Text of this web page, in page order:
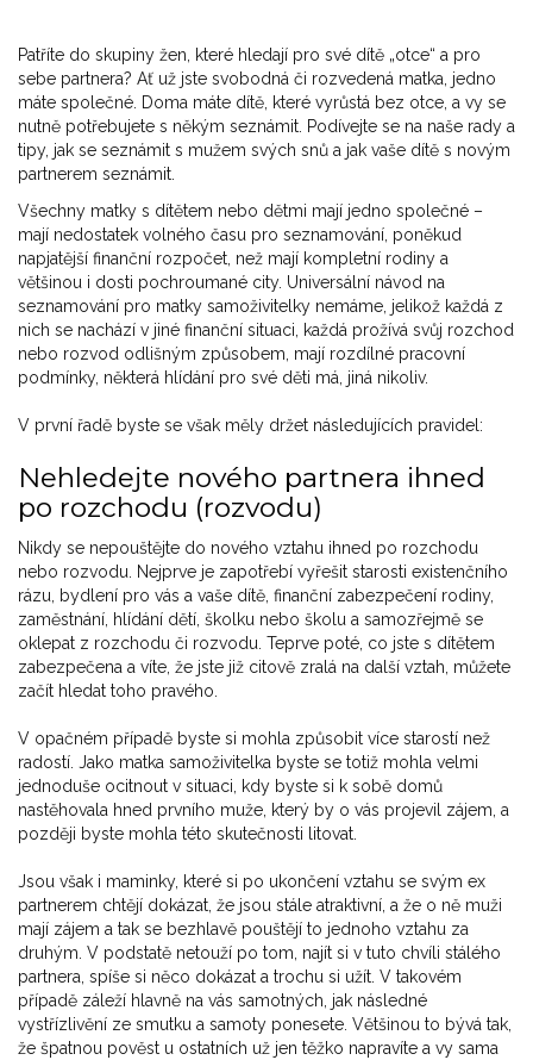
Patříte do skupiny žen, které hledají pro své dítě „otce“ a pro
sebe partnera? Ať už jste svobodná či rozvedená matka, jedno
máte společné. Doma máte dítě, které vyrůstá bez otce, a vy se
nutně potřebujete s někým seznámit. Podívejte se na naše rady a
tipy, jak se seznámit s mužem svých snů a jak vaše dítě s novým
partnerem seznámit.
Všechny matky s dítětem nebo dětmi mají jedno společné –
mají nedostatek volného času pro seznamování, poněkud
napjatější finanční rozpočet, než mají kompletní rodiny a
většinou i dosti pochroumané city. Universální návod na
seznamování pro matky samoživitelky nemáme, jelikož každá z
nich se nachází v jiné finanční situaci, každá prožívá svůj rozchod
nebo rozvod odlišným způsobem, mají rozdílné pracovní
podmínky, některá hlídání pro své děti má, jiná nikoliv.
V první řadě byste se však měly držet následujících pravidel:
Nehledejte nového partnera ihned
po rozchodu (rozvodu)
Nikdy se nepouštějte do nového vztahu ihned po rozchodu
nebo rozvodu. Nejprve je zapotřebí vyřešit starosti existenčního
rázu, bydlení pro vás a vaše dítě, finanční zabezpečení rodiny,
zaměstnání, hlídání dětí, školku nebo školu a samozřejmě se
oklepat z rozchodu či rozvodu. Teprve poté, co jste s dítětem
zabezpečena a víte, že jste již citově zralá na další vztah, můžete
začít hledat toho pravého.
V opačném případě byste si mohla způsobit více starostí než
radostí. Jako matka samoživitelka byste se totiž mohla velmi
jednoduše ocitnout v situaci, kdy byste si k sobě domů
nastěhovala hned prvního muže, který by o vás projevil zájem, a
později byste mohla této skutečnosti litovat.
Jsou však i maminky, které si po ukončení vztahu se svým ex
partnerem chtějí dokázat, že jsou stále atraktivní, a že o ně muži
mají zájem a tak se bezhlavě pouštějí to jednoho vztahu za
druhým. V podstatě netouží po tom, najít si v tuto chvíli stálého
partnera, spíše si něco dokázat a trochu si užít. V takovém
případě záleží hlavně na vás samotných, jak následné
vystřízlivění ze smutku a samoty ponesete. Většinou to bývá tak,
že špatnou pověst u ostatních už jen těžko napravíte a vy sama